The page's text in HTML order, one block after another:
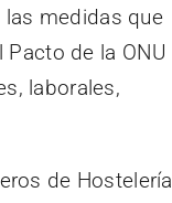
medidas que
de la ONU
laborales,
de Hostelería